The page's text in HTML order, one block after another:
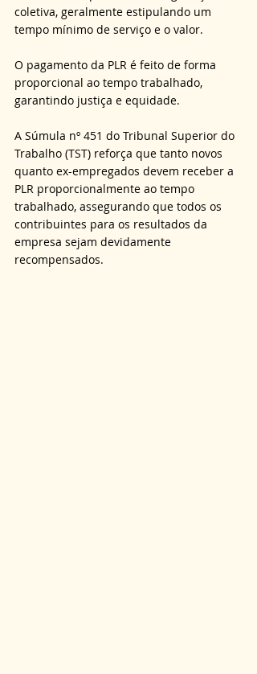
coletiva, geralmente estipulando um
tempo mínimo de serviço e o valor.
O pagamento da PLR é feito de forma
proporcional ao tempo trabalhado,
garantindo justiça e equidade.
A Súmula nº 451 do Tribunal Superior do
Trabalho (TST) reforça que tanto novos
quanto ex-empregados devem receber a
PLR proporcionalmente ao tempo
trabalhado, assegurando que todos os
contribuintes para os resultados da
empresa sejam devidamente
recompensados.